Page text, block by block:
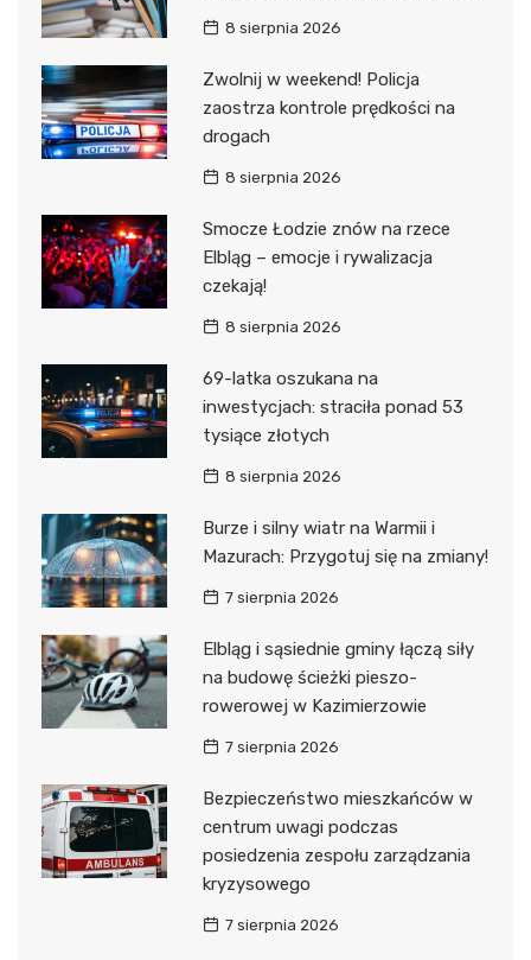
8 sierpnia 2026
Zwolnij w weekend! Policja
zaostrza kontrole prędkości na
drogach
8 sierpnia 2026
Smocze Łodzie znów na rzece
Elbląg – emocje i rywalizacja
czekają!
8 sierpnia 2026
69-latka oszukana na
inwestycjach: straciła ponad 53
tysiące złotych
8 sierpnia 2026
Burze i silny wiatr na Warmii i
Mazurach: Przygotuj się na zmiany!
7 sierpnia 2026
Elbląg i sąsiednie gminy łączą siły
na budowę ścieżki pieszo-
rowerowej w Kazimierzowie
7 sierpnia 2026
Bezpieczeństwo mieszkańców w
centrum uwagi podczas
posiedzenia zespołu zarządzania
kryzysowego
7 sierpnia 2026